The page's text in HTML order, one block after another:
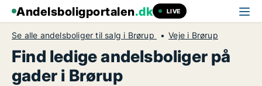
Andelsboligportalen.dk LIVE
Se alle andelsboliger til salg i Brørup Veje i Brørup
Find ledige andelsboliger på
gader i Brørup